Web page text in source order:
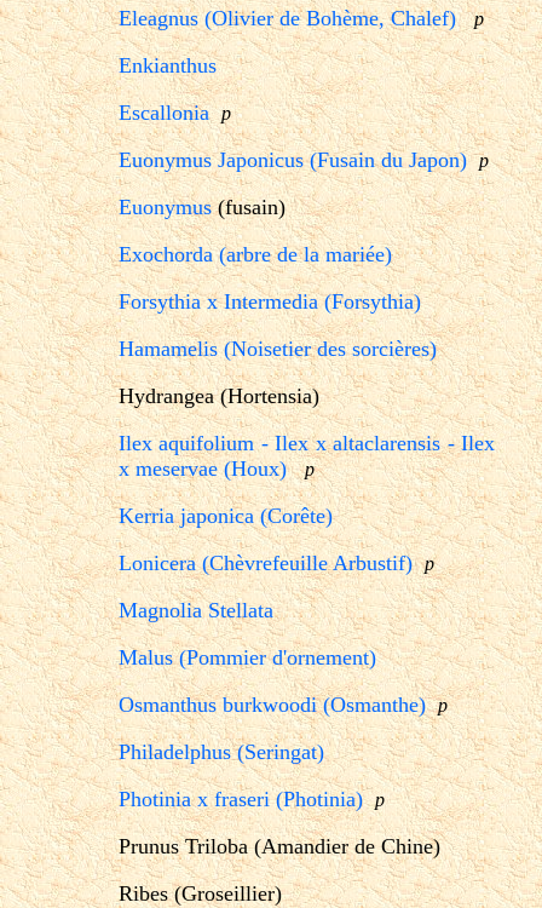
Eleagnus (Olivier de Bohème, Chalef)
p
Enkianthus
Escallonia p
Euonymus Japonicus (Fusain du Japon) p
Euonymus(fusain)
Exochorda (arbre de la mariée)
Forsythia x Intermedia (Forsythia)
Hamamelis (Noisetier des sorcières)
Hydrangea (Hortensia)
Ilex aquifolium - Ilex x altaclarensis - Ilex
x meservae (Houx)
p
Kerria japonica (Corête)
Lonicera (Chèvrefeuille Arbustif) p
Magnolia Stellata
Malus (Pommier d'ornement)
Osmanthus burkwoodi (Osmanthe) p
Philadelphus (Seringat)
Photinia x fraseri (Photinia) p
Prunus Triloba (Amandier de Chine)
Ribes (Groseillier)